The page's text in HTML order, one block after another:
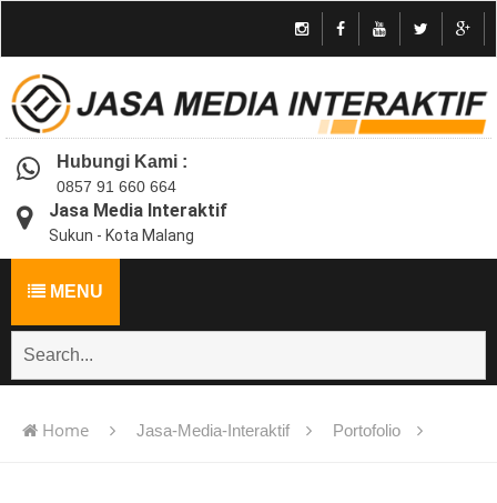
Hubungi Kami :
0857 91 660 664
Jasa Media Interaktif
Sukun - Kota Malang
MENU
Home Jasa-Media-Interaktif Portofolio